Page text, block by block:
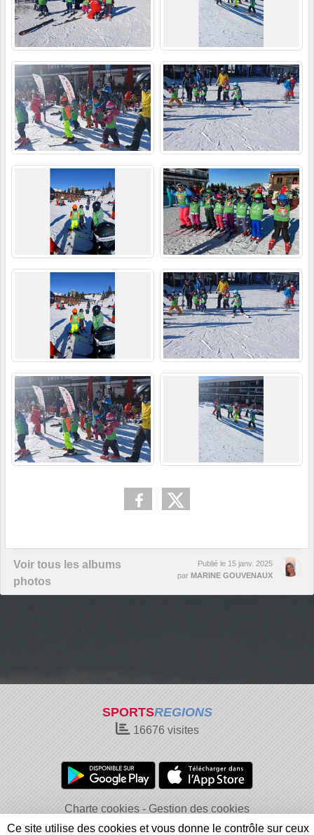
Voir tous les albums
photos
Publié le 15 janv. 2025
par MARINE GOUVENAUX
SPORTSREGIONS
16676visites
Charte cookies
Gestion des cookies
Informations légales
Signaler un contenu inapproprié
Ce site utilise des cookies et vous donne le contrôle sur ceux